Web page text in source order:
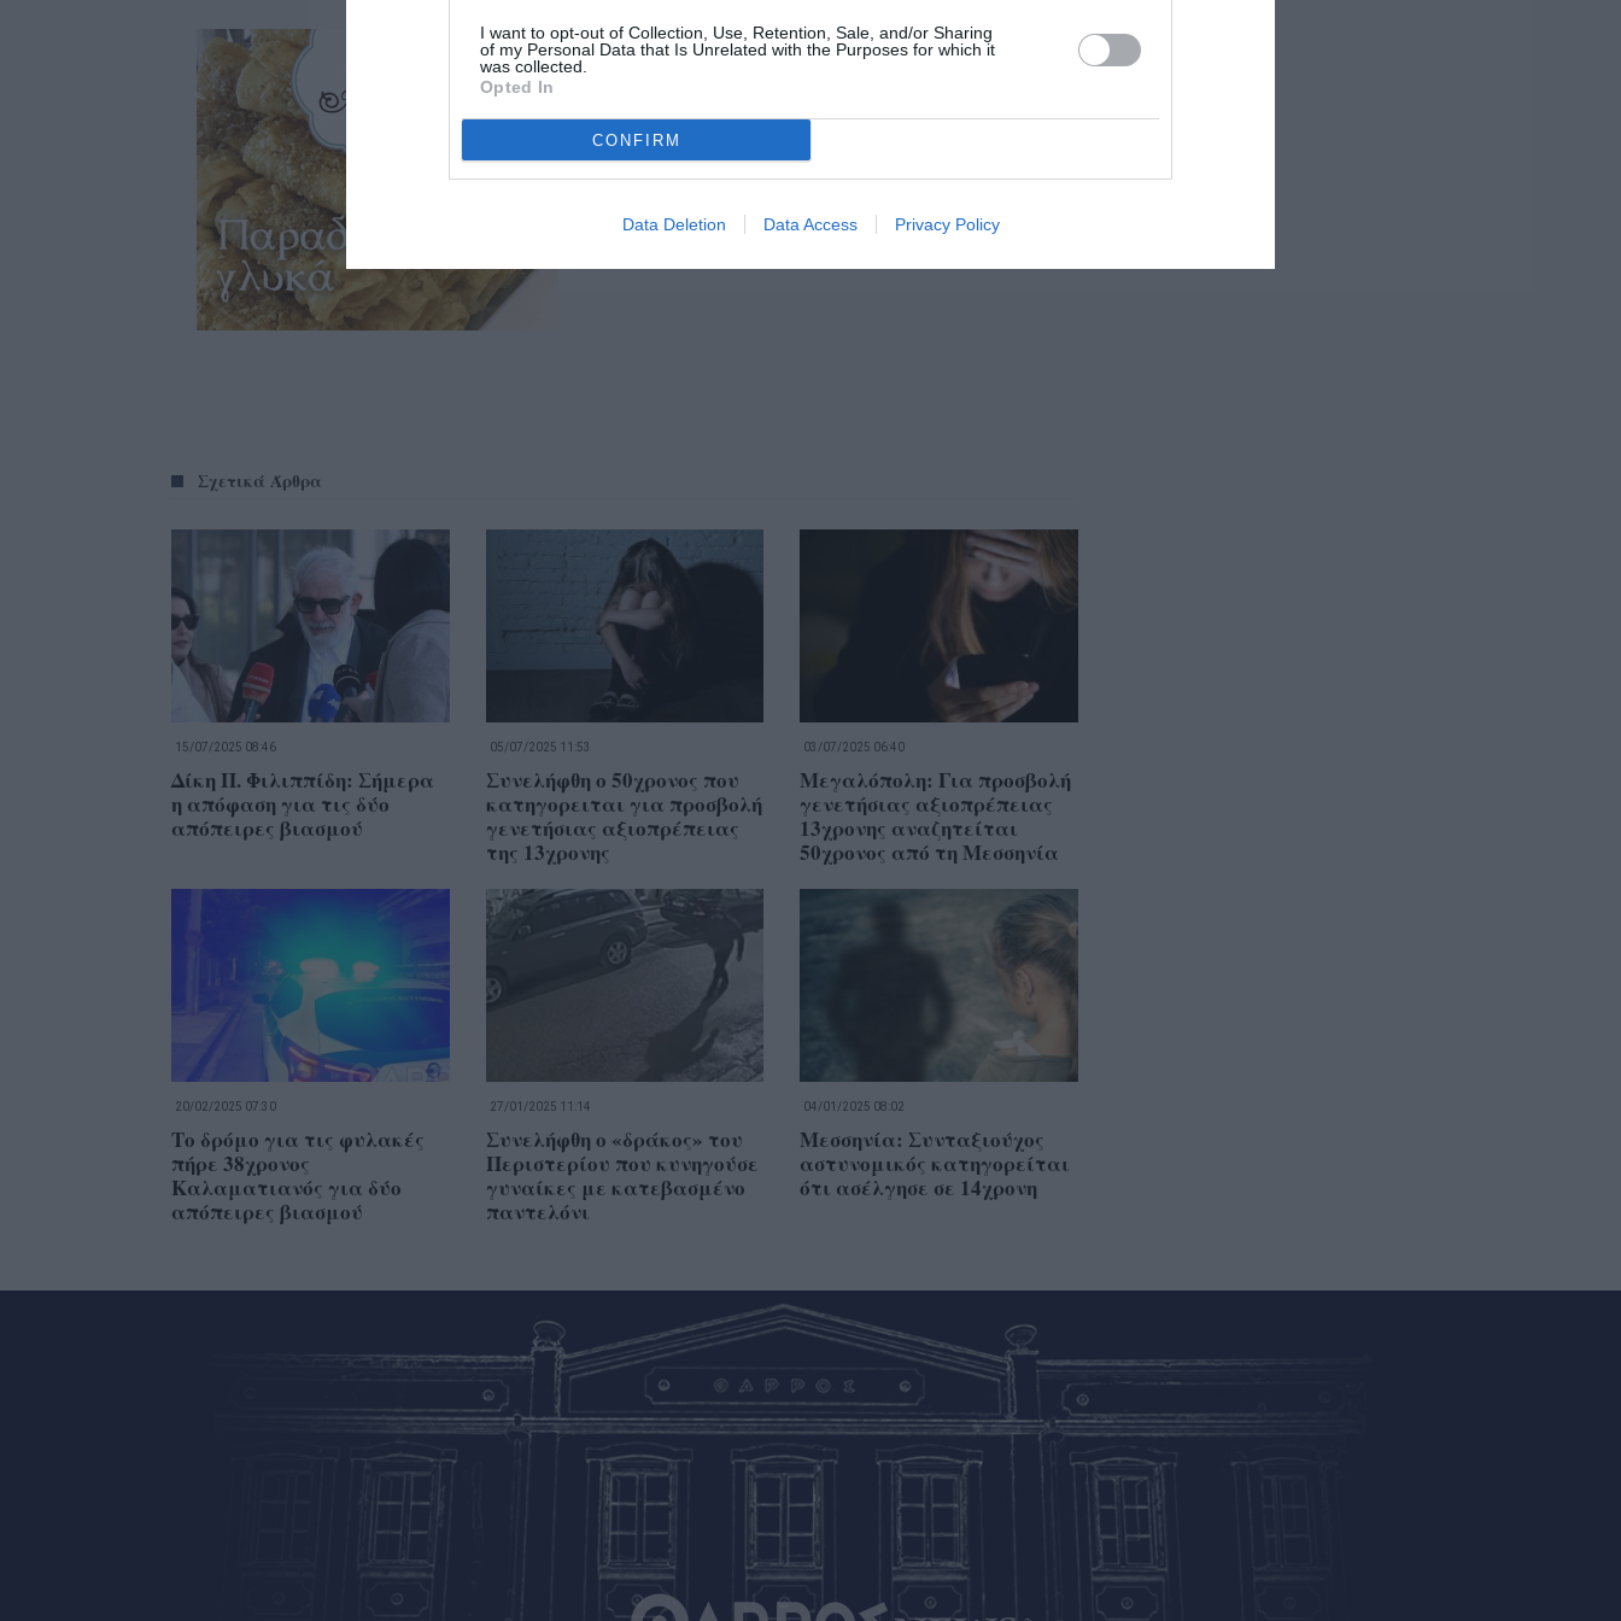
I want to opt-out of Collection, Use, Retention, Sale, and/or Sharing
of my Personal Data that Is Unrelated with the Purposes for which it
was collected.
Opted In
CONFIRM
Data Deletion Data Access Privacy Policy
Σχετικά Άρθρα
15/07/2025 08:46
Δίκη Π. Φιλιππίδη: Σήμερα
η απόφαση για τις δύο
απόπειρες βιασμού
05/07/2025 11:53
Συνελήφθη ο 50χρονος που
κατηγορειται για προσβολή
γενετήσιας αξιοπρέπειας
της 13χρονης
03/07/2025 06:40
Μεγαλόπολη: Για προσβολή
γενετήσιας αξιοπρέπειας
13χρονης αναζητείται
50χρονος από τη Μεσσηνία
20/02/2025 07:30
Το δρόμο για τις φυλακές
πήρε 38χρονος
Καλαματιανός για δύο
απόπειρες βιασμού
27/01/2025 11:14
Συνελήφθη ο «δράκος» του
Περιστερίου που κυνηγούσε
γυναίκες με κατεβασμένο
παντελόνι
04/01/2025 08:02
Μεσσηνία: Συνταξιούχος
αστυνομικός κατηγορείται
ότι ασέλγησε σε 14χρονη